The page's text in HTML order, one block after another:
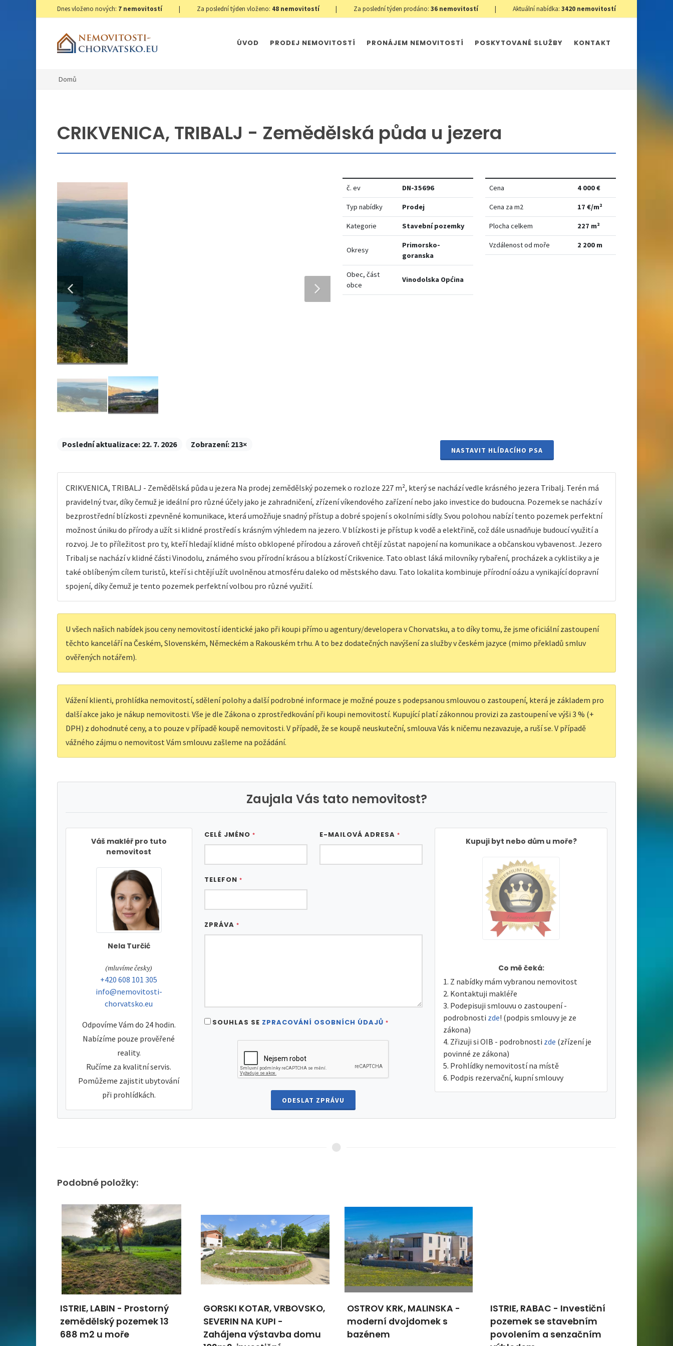
Dnes vloženo nových: 7 nemovitostí | Za poslední týden vloženo: 48 nemovitostí | Za poslední týden prodáno:36 nemovitostí | Aktuální nabídka: 3420 nemovitostí
ÚVOD PRODEJ NEMOVITOSTÍ PRONÁJEM NEMOVITOSTÍ POSKYTOVANÉ SLUŽBY KONTAKT
Domů
CRIKVENICA, TRIBALJ - Zemědělská půda u jezera
č. ev DN-35696
Typ nabídky Prodej
Kategorie Stavební pozemky
Okresy
Primorsko-
goranska
Obec, část
obce
Vinodolska Općina
Cena 4 000 €
Cena za m2 17 €/m²
Plocha celkem 227 m²
Vzdálenost od moře 2 200 m
Poslední aktualizace: 22. 7. 2026 Zobrazení: 213×
NASTAVIT HLÍDACÍHO PSA
CRIKVENICA, TRIBALJ - Zemědělská půda u jezera Na prodej zemědělský pozemek o rozloze 227 m², který se nachází vedle krásného jezera Tribalj. Terén má
pravidelný tvar, díky čemuž je ideální pro různé účely jako je zahradničení, zřízení víkendového zařízení nebo jako investice do budoucna. Pozemek se nachází v
bezprostřední blízkosti zpevněné komunikace, která umožňuje snadný přístup a dobré spojení s okolními sídly. Svou polohou nabízí tento pozemek perfektní
možnost úniku do přírody a užít si klidné prostředí s krásným výhledem na jezero. V blízkosti je přístup k vodě a elektřině, což dále usnadňuje budoucí využití a
rozvoj. Je to příležitost pro ty, kteří hledají klidné místo obklopené přírodou a zároveň chtějí zůstat napojení na komunikace a občanskou vybavenost. Jezero
Tribalj se nachází v klidné části Vinodolu, známého svou přírodní krásou a blízkostí Crikvenice. Tato oblast láká milovníky rybaření, procházek a cyklistiky a je
také oblíbeným cílem turistů, kteří si chtějí užít uvolněnou atmosféru daleko od městského davu. Tato lokalita kombinuje přírodní oázu a vynikající dopravní
spojení, díky čemuž je tento pozemek perfektní volbou pro různé využití.
U všech našich nabídek jsou ceny nemovitostí identické jako při koupi přímo u agentury/developera v Chorvatsku, a to díky tomu, že jsme oficiální zastoupení
těchto kanceláří na Českém, Slovenském, Německém a Rakouském trhu. A to bez dodatečných navýšení za služby v českém jazyce (mimo překladů smluv
ověřených notářem).
Vážení klienti, prohlídka nemovitostí, sdělení polohy a další podrobné informace je možné pouze s podepsanou smlouvou o zastoupení, která je základem pro
další akce jako je nákup nemovitosti. Vše je dle Zákona o zprostředkování při koupi nemovitostí. Kupující platí zákonnou provizi za zastoupení ve výši 3 % (+
DPH) z dohodnuté ceny, a to pouze v případě koupě nemovitosti. V případě, že se koupě neuskuteční, smlouva Vás k ničemu nezavazuje, a ruší se. V případě
vážného zájmu o nemovitost Vám smlouvu zašleme na požádání.
Zaujala Vás tato nemovitost?
Váš makléř pro tuto
nemovitost
Nela Turčić
tel:
(mluvíme česky)
tel:
+420 608 101 305
e-mail:
info@nemovitosti-
chorvatsko.eu
Odpovíme Vám do 24 hodin.
Nabízíme pouze prověřené
reality.
Ručíme za kvalitní servis.
Pomůžeme zajistit ubytování
při prohlídkách.
CELÉ JMÉNO * E-MAILOVÁ ADRESA *
TELEFON *
ZPRÁVA *
SOUHLAS SE ZPRACOVÁNÍ OSOBNÍCH ÚDAJŮ *
ODESLAT ZPRÁVU
Kupuji byt nebo dům u moře?
Co mě čeká:
Z nabídky mám vybranou nemovitost
Kontaktuji makléře
Podepisuji smlouvu o zastoupení -
podrobnosti zde! (podpis smlouvy je ze
zákona)
Zřizuji si OIB - podrobnosti zde (zřízení je
povinné ze zákona)
Prohlídky nemovitostí na místě
Podpis rezervační, kupní smlouvy
Podobné položky:
ISTRIE, LABIN - Prostorný
zemědělský pozemek 13
688 m2 u moře
GORSKI KOTAR, VRBOVSKO,
SEVERIN NA KUPI -
Zahájena výstavba domu
OSTROV KRK, MALINSKA -
moderní dvojdomek s
bazénem
ISTRIE, RABAC - Investiční
pozemek se stavebním
povolením a senzačním